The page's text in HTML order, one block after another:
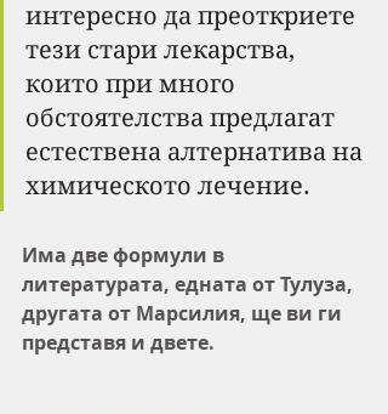
интересно да преоткриете
тези стари лекарства,
които при много
обстоятелства предлагат
естествена алтернатива на
химическото лечение.
Има две формули в
литературата, едната от Тулуза,
другата от Марсилия, ще ви ги
представя и двете.